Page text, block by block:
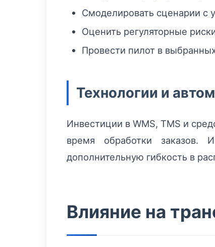
Смоделировать сценарии с
Оценить регуляторные
Провести пилот в
Технологии и
Инвестиции в WMS, TMS и
время обработки заказов.
дополнительную гибкость в
Влияние на